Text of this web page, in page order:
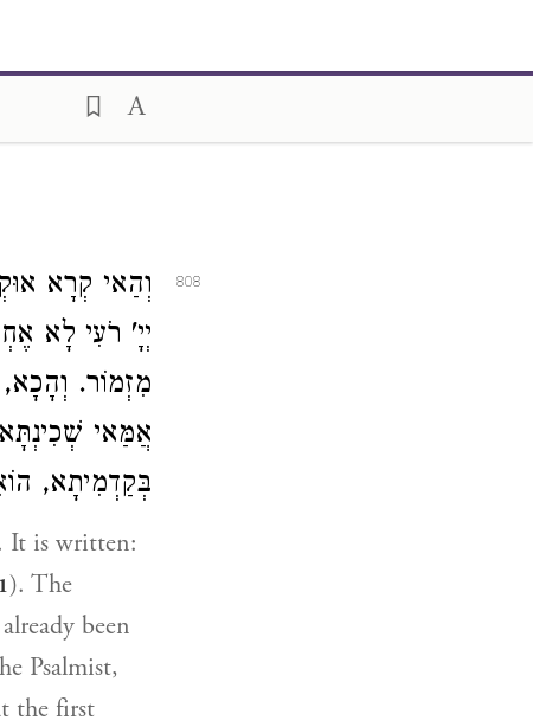
808 וְהַאי קְרָא
יְיָ' רֹעִי לָא
מִזְמוֹר.
אֲמַּאי
בְּקַדְמִיתָא,
It is written:
). The
been
Psalmist,
the first